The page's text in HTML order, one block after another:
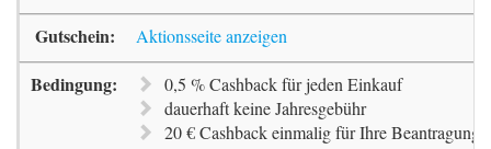
Aktionsseite anzeigen
0,5 % Cashback für jeden Einkauf
dauerhaft keine Jahresgebühr
20 € Cashback einmalig für Ihre Beantragung